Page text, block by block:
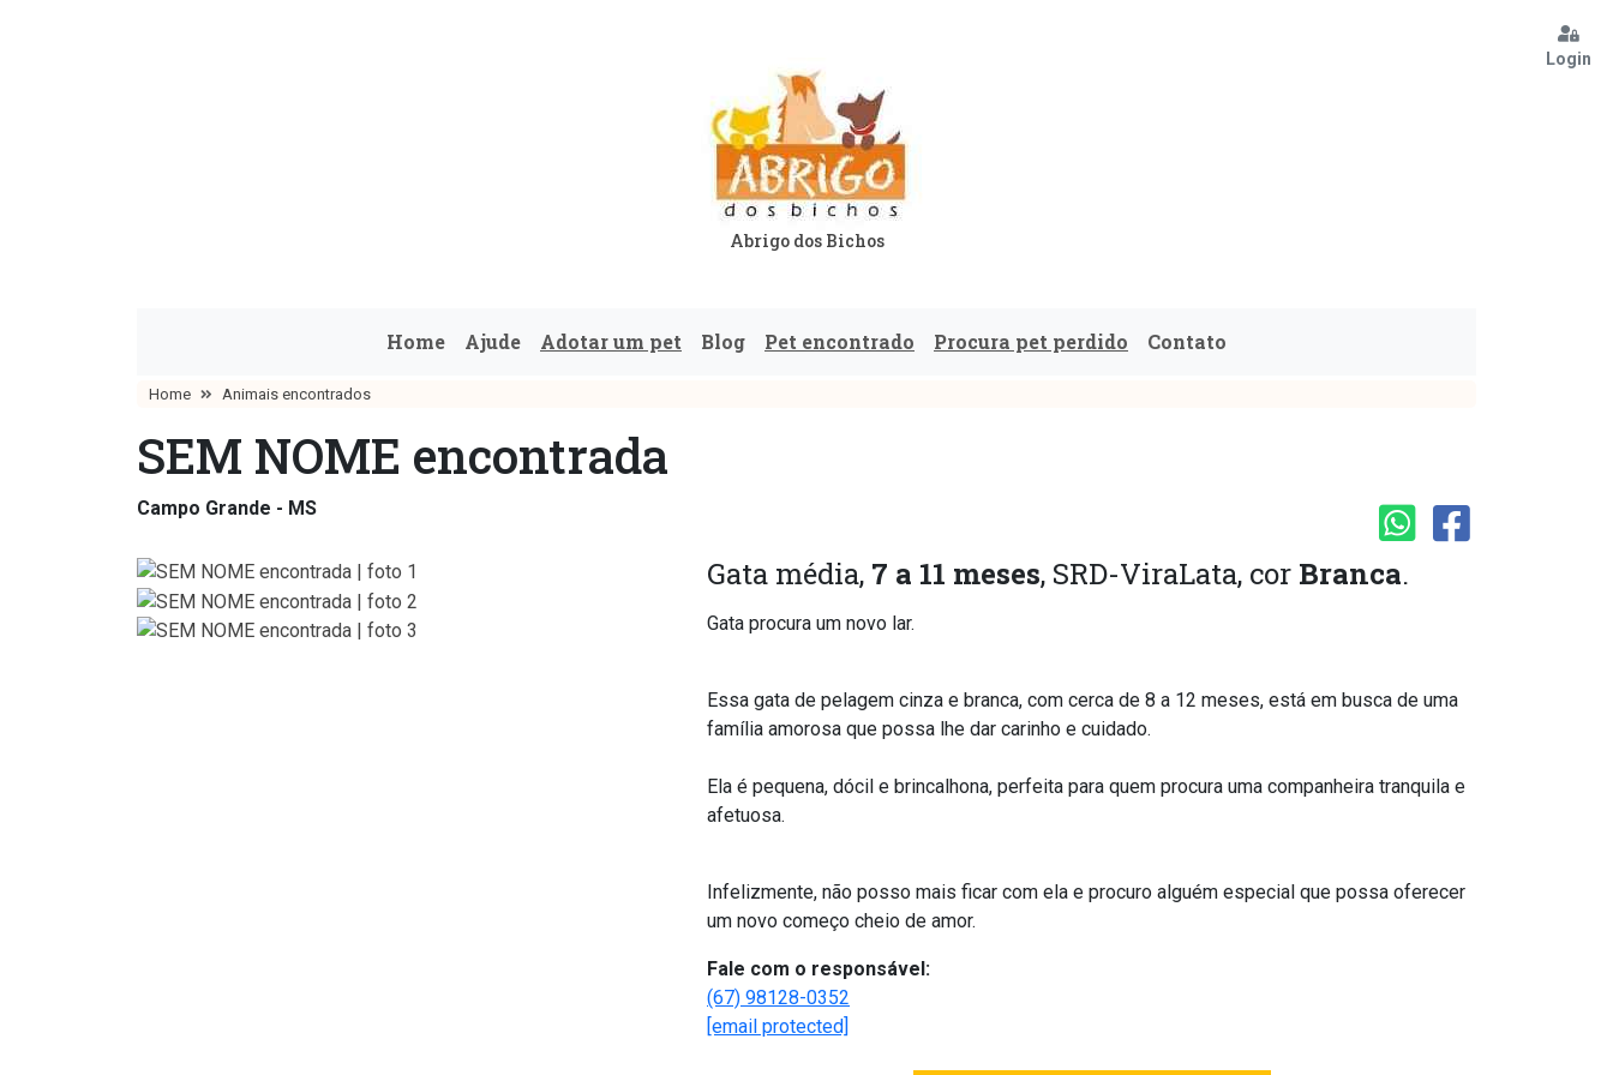
Login
Abrigo dos Bichos
Home Ajude Adotar um pet Blog Pet encontrado Procura pet perdido Contato
Home Animais encontrados
SEM NOME encontrada
Campo Grande - MS
Gata média, 7 a 11 meses, SRD-ViraLata, cor Branca.
Gata procura um novo lar.
Essa gata de pelagem cinza e branca, com cerca de 8 a 12 meses, está em busca de uma
família amorosa que possa lhe dar carinho e cuidado.
Ela é pequena, dócil e brincalhona, perfeita para quem procura uma companheira tranquila e
afetuosa.
Infelizmente, não posso mais ficar com ela e procuro alguém especial que possa oferecer
um novo começo cheio de amor.
Fale com o responsável:
(67) 98128-0352
[email protected]